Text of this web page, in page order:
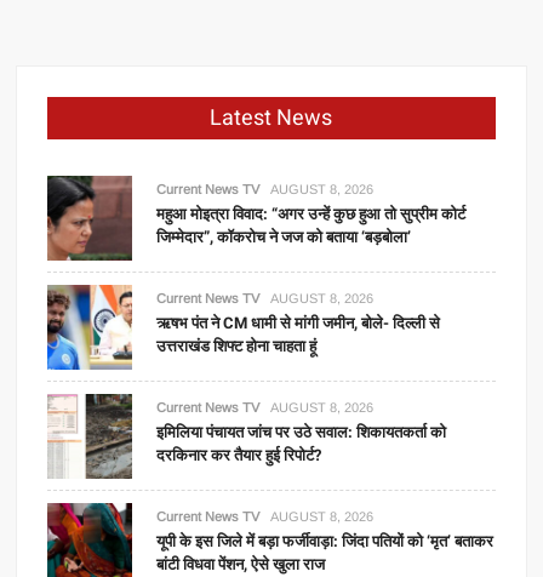
Latest News
Current News TV AUGUST 8, 2026
महुआ मोइत्रा विवाद: “अगर उन्हें कुछ हुआ तो सुप्रीम कोर्ट
जिम्मेदार”, कॉकरोच ने जज को बताया ‘बड़बोला’
Current News TV AUGUST 8, 2026
ऋषभ पंत ने CM धामी से मांगी जमीन, बोले- दिल्ली से
उत्तराखंड शिफ्ट होना चाहता हूं
Current News TV AUGUST 8, 2026
इमिलिया पंचायत जांच पर उठे सवाल: शिकायतकर्ता को
दरकिनार कर तैयार हुई रिपोर्ट?
Current News TV AUGUST 8, 2026
यूपी के इस जिले में बड़ा फर्जीवाड़ा: जिंदा पतियों को ‘मृत’ बताकर
बांटी विधवा पेंशन, ऐसे खुला राज